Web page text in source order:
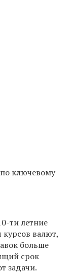
ключевому
ти летние
валют,
больше
срок
задачи.